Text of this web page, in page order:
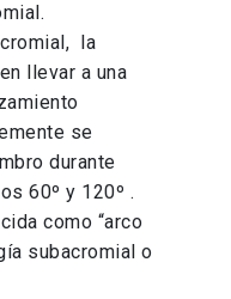
la
llevar a una
se
durante
60º y 120º .
como “arco
subacromial o